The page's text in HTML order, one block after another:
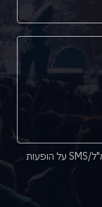
אני מאשר/ת קבלת מידע ופרסום באמצעות דוא"ל/SMS על הופעות